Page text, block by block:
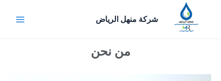
شركة منهل الرياض
من نحن